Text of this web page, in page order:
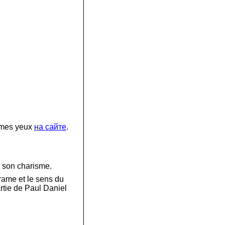
yeux на сайте.
charisme.
et le sens du
de Paul Daniel